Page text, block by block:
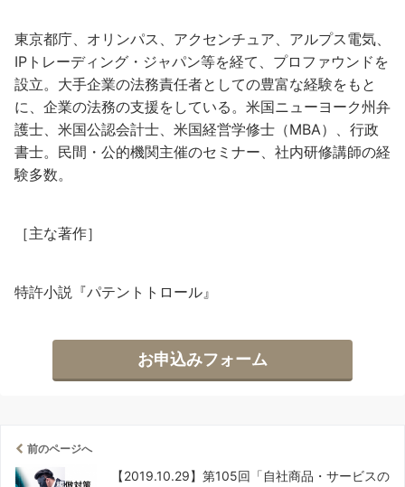
東京都庁、オリンパス、アクセンチュア、アルプス電気、
IPトレーディング・ジャパン等を経て、プロファウンドを
設立。大手企業の法務責任者としての豊富な経験をもと
に、企業の法務の支援をしている。米国ニューヨーク州弁
護士、米国公認会計士、米国経営学修士（MBA）、行政
書士。民間・公的機関主催のセミナー、社内研修講師の経
験多数。
［主な著作］
特許小説『パテントトロール』
お申込みフォーム
前のページへ
【2019.10.29】第105回「自社商品・サービスの